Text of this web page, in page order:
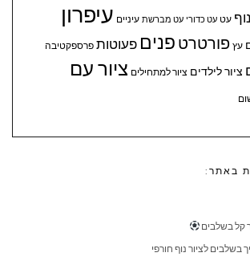
נוף עט עט כדורי עט מברשת עיניים עיפרון
עץ פורטרט פנים פעוטות פרספקטיבה
ציור לילדים ציור למתחילים ציור עם
באתר:
קל בשלבים
בשלבים לציור נוף חורפי